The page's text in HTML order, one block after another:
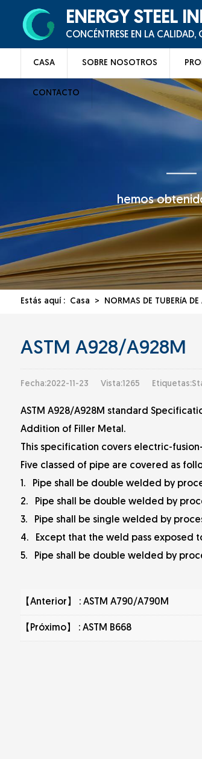
ENERGY STEEL
CONCÉNTRESE EN LA CALIDAD,
CASA SOBRE NOSOTROS
CONTACTO
hemos
Estás aquí : Casa > NORMAS DE TUBERíA DE
ASTM A928/A928M
Fecha:2022-11-23 Vista:1265
ASTM A928/A928M standard
Addition of Filler Metal.
This specification covers electric-
Five classed of pipe are covered as
1. Pipe shall be double welded by
2. Pipe shall be double welded by
3. Pipe shall be single welded by
4. Except that the weld pass exposed
5. Pipe shall be double welded by
【Anterior】 : ASTM A790/A790M
【Próximo】 : ASTM B668